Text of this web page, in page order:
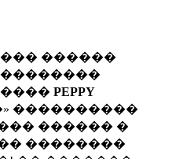
������
PEPPY
����������
������ �
��������